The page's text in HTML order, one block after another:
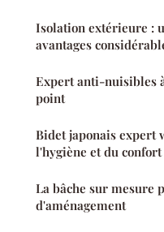
Isolation extérieure :
avantages
Expert anti-nuisibles
point
Bidet japonais expert
l'hygiène et du
La bâche sur mesure
d'aménagement